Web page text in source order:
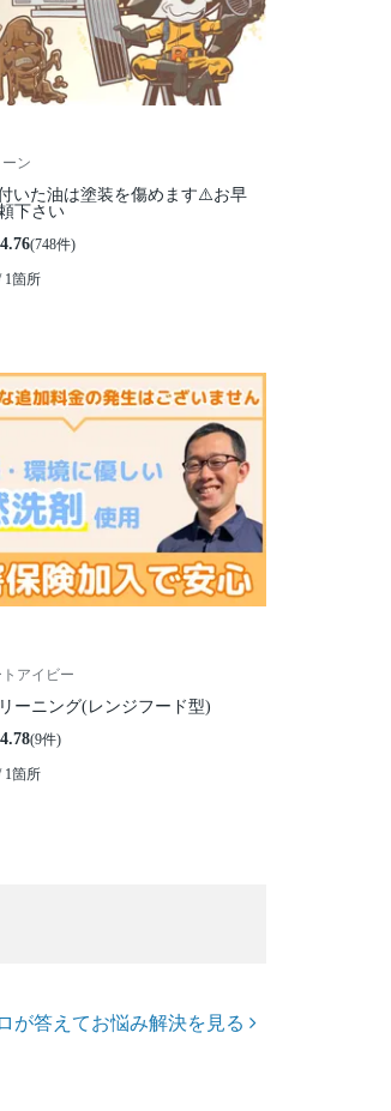
ン
いた油は塗装を傷めます⚠️お早
下さい
4.76(748件)
1箇所
アイビー
ーニング(レンジフード型)
4.78(9件)
1箇所
が答えてお悩み解決を見る